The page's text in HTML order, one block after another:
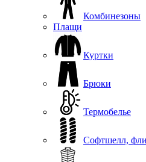
Комбинезоны
Плащи
Куртки
Брюки
Термобелье
Софтшелл,